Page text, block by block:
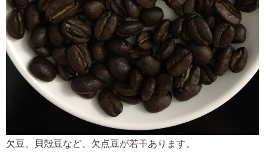
欠豆、貝殻豆など、欠点豆が若干あります。